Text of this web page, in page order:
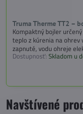
Truma Therme TT2 –
Kompaktný bojler
teplo z kúrenia na ohrev
zapnuté, vodu ohreje
Dostupnosť: Skladom u
Navštívené